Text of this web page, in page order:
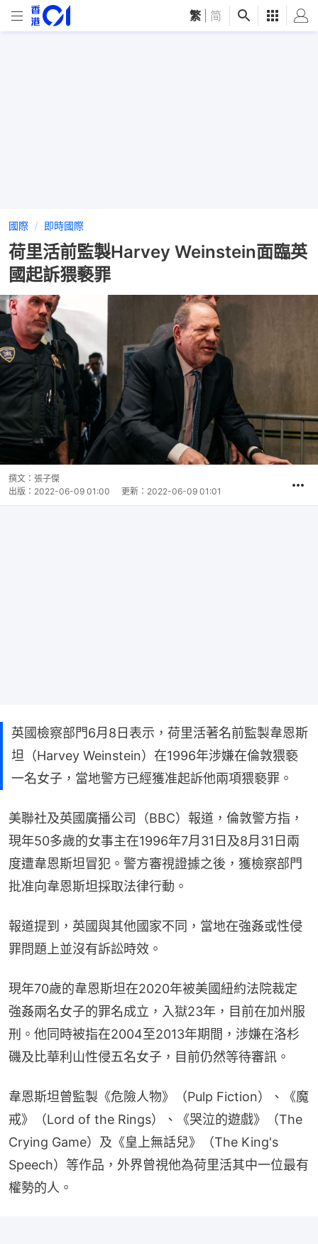
繁 简
國際 即時國際
荷里活前監製Harvey Weinstein面臨英
國起訴猥褻罪
撰文： 張子傑
出版： 2022-06-09 01:00 更新： 2022-06-09 01:01
英國檢察部門6月8日表示，荷里活著名前監製韋恩斯
坦（Harvey Weinstein）在1996年涉嫌在倫敦猥褻
一名女子，當地警方已經獲准起訴他兩項猥褻罪。
美聯社及英國廣播公司（BBC）報道，倫敦警方指，
現年50多歲的女事主在1996年7月31日及8月31日兩
度遭韋恩斯坦冒犯。警方審視證據之後，獲檢察部門
批准向韋恩斯坦採取法律行動。
報道提到，英國與其他國家不同，當地在強姦或性侵
罪問題上並沒有訴訟時效。
現年70歲的韋恩斯坦在2020年被美國紐約法院裁定
強姦兩名女子的罪名成立，入獄23年，目前在加州服
刑。他同時被指在2004至2013年期間，涉嫌在洛杉
磯及比華利山性侵五名女子，目前仍然等待審訊。
韋恩斯坦曾監製《危險人物》（Pulp Fiction）、《魔
戒》（Lord of the Rings）、《哭泣的遊戲》（The
Crying Game）及《皇上無話兒》（The King's
Speech）等作品，外界曾視他為荷里活其中一位最有
權勢的人。